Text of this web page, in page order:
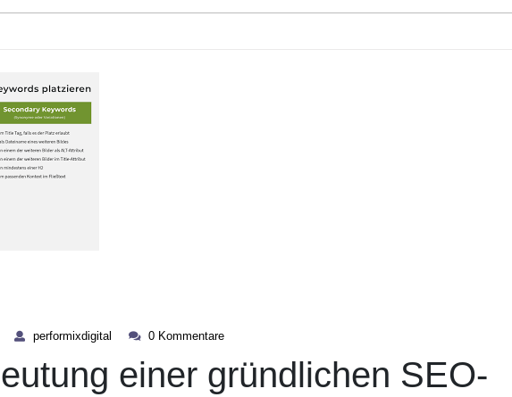
2024
performixdigital performixdigital
0 Kommentare
einer gründlichen SEO-